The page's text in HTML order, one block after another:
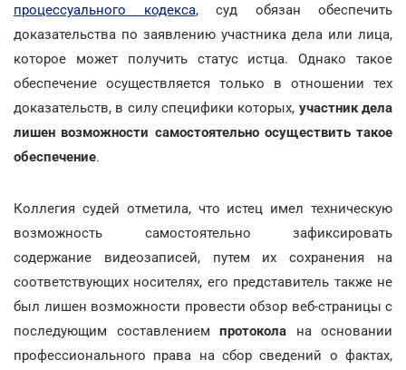
процессуального кодекса, суд обязан обеспечить
доказательства по заявлению участника дела или лица,
которое может получить статус истца. Однако такое
обеспечение осуществляется только в отношении тех
доказательств, в силу специфики которых, участник дела
лишен возможности самостоятельно осуществить такое
обеспечение.
Коллегия судей отметила, что истец имел техническую
возможность самостоятельно зафиксировать
содержание видеозаписей, путем их сохранения на
соответствующих носителях, его представитель также не
был лишен возможности провести обзор веб-страницы с
последующим составлением протокола на основании
профессионального права на сбор сведений о фактах,